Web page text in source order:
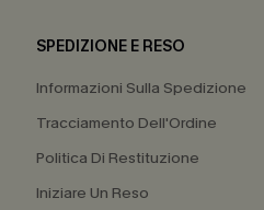
SPEDIZIONE E RESO
Informazioni Sulla Spedizione
Tracciamento Dell'Ordine
Politica Di Restituzione
Iniziare Un Reso